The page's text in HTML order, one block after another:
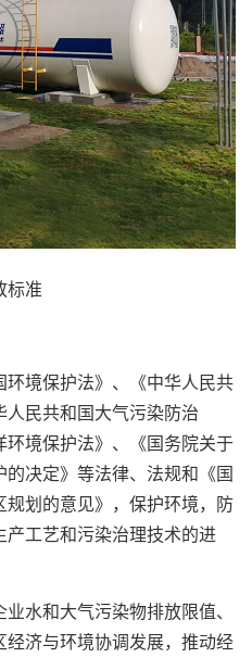
准
境保护法》、《中华人民共
民共和国大气污染防治
境保护法》、《国务院关于
决定》等法律、法规和《国
划的意见》，保护环境，防
工艺和污染治理技术的进
和大气污染物排放限值、
济与环境协调发展，推动经